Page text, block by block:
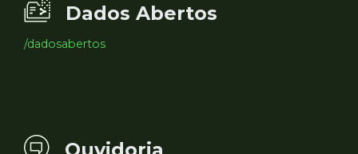
Dados Abertos
/dadosabertos